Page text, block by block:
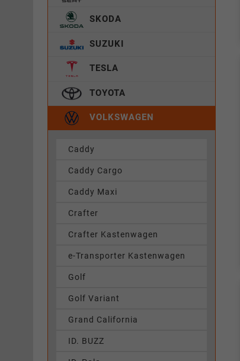
SKODA
SUZUKI
TESLA
TOYOTA
VOLKSWAGEN
Caddy
Caddy Cargo
Caddy Maxi
Crafter
Crafter Kastenwagen
e-Transporter Kastenwagen
Golf
Golf Variant
Grand California
ID. BUZZ